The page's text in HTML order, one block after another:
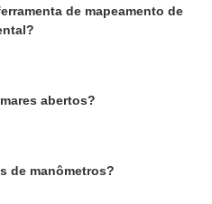
de mapeamento de
abertos?
de manômetros?